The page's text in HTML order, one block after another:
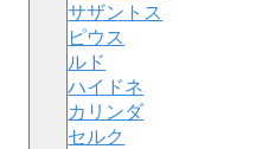
サザントス
ピウス
ルド
ハイドネ
カリンダ
セルク